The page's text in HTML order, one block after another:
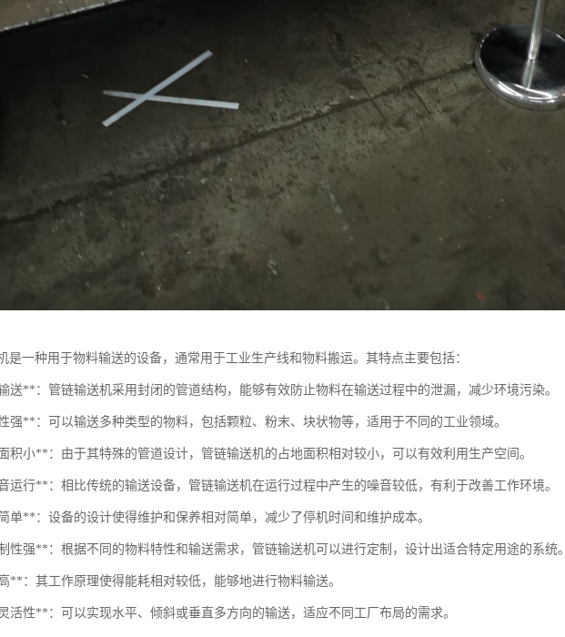
是一种用于物料输送的设备，通常用于工业生产线和物料搬运。其特点主要包括：
送**：管链输送机采用封闭的管道结构，能够有效防止物料在输送过程中的泄漏，减少环境污染。
强**：可以输送多种类型的物料，包括颗粒、粉末、块状物等，适用于不同的工业领域。
积小**：由于其特殊的管道设计，管链输送机的占地面积相对较小，可以有效利用生产空间。
运行**：相比传统的输送设备，管链输送机在运行过程中产生的噪音较低，有利于改善工作环境。
单**：设备的设计使得维护和保养相对简单，减少了停机时间和维护成本。
性强**：根据不同的物料特性和输送需求，管链输送机可以进行定制，设计出适合特定用途的系统。
**：其工作原理使得能耗相对较低，能够地进行物料输送。
活性**：可以实现水平、倾斜或垂直多方向的输送，适应不同工厂布局的需求。